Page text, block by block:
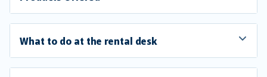
What to do at the rental desk